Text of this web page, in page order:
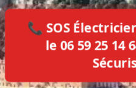
📞 SOS
le 06 59 25 14